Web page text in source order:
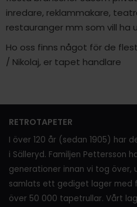
inredare, reklammakare,
restauranger mm som vill ha
Ho oss finns något för de
/ Nikolaj, er tapet handlare
RETROTAPETER
I över 120 år (sedan 1905) har
i Sälleryd. Familjen Pettersson
generationer innan vi tog över,
samlats ett gediget lager med
över 50 000 tapetrullar. Vårt